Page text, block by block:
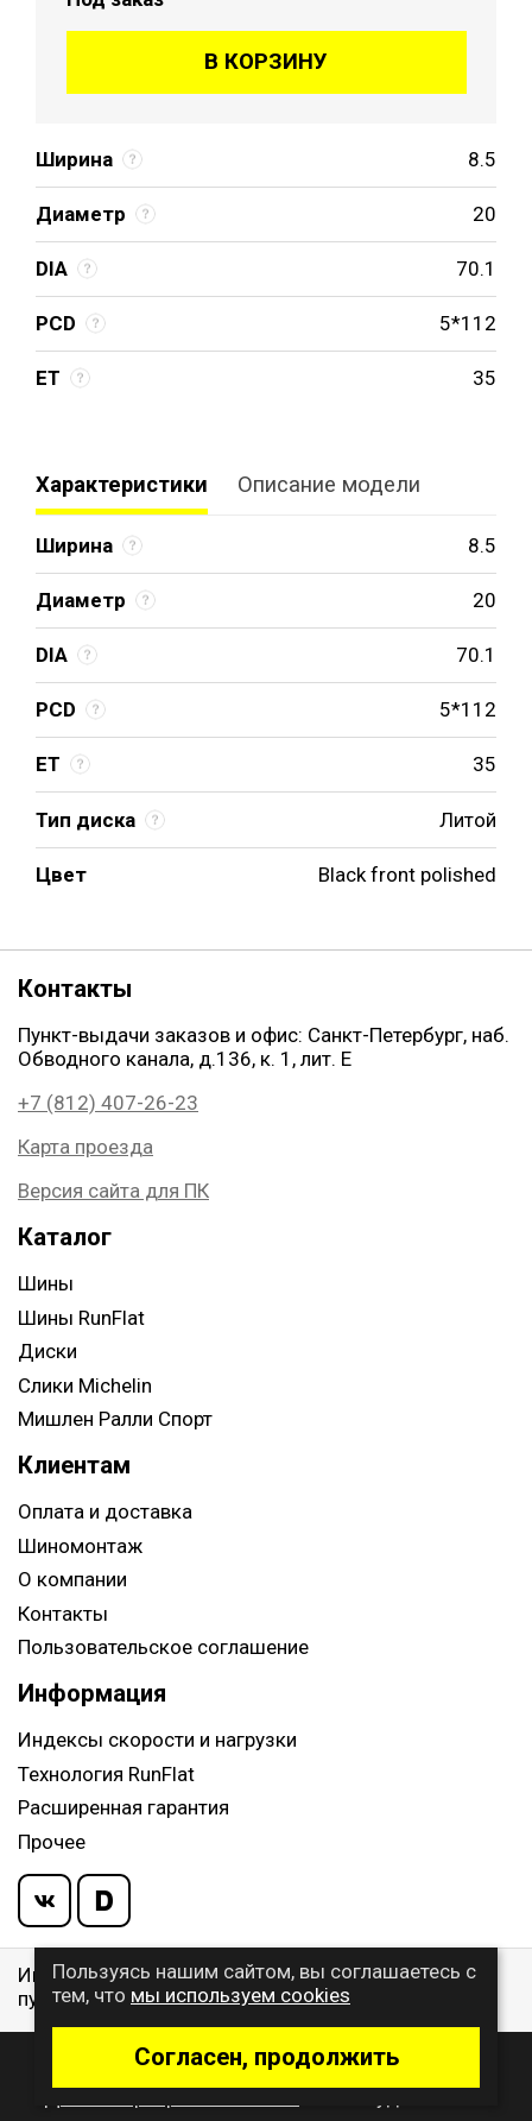
Ширина 8.5
Диаметр 20
DIA 70.1
PCD 5*112
ET 35
В КОРЗИНУ
Характеристики Описание модели
Ширина 8.5
Диаметр 20
DIA 70.1
PCD 5*112
ET 35
Тип диска Литой
Цвет Black front polished
Контакты
Пункт-выдачи заказов и офис: Санкт-Петербург, наб.
Обводного канала, д.136, к. 1, лит. Е
+7 (812) 407-26-23
Карта проезда
Версия сайта для ПК
Каталог
Шины
Шины RunFlat
Диски
Слики Michelin
Мишлен Ралли Спорт
Клиентам
Оплата и доставка
Шиномонтаж
О компании
Контакты
Пользовательское соглашение
Информация
Индексы скорости и нагрузки
Технология RunFlat
Расширенная гарантия
Прочее
Информация указанная на сайте, не является
публичной офертой, определяемой ст. 437 ГК РФ
© 2009 - 2026 Buywheel.ru
Пользуясь нашим сайтом, вы соглашаетесь с
тем, что мы используем cookies
Согласен, продолжить